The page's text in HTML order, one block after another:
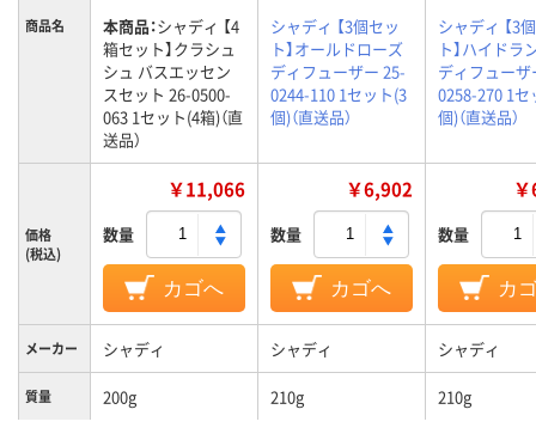
商品名 本商品：シャディ 【4
箱セット】クラシュ
シュ バスエッセン
スセット 26-0500-
063 1セット(4箱)（直
送品）
シャディ 【3個セッ
ト】オールドローズ
ディフューザー 25-
0244-110 1セット(3
個)（直送品）
シャディ 【3
ト】ハイドラ
ディフューザ
0258-270 1セ
個)（直送品）
価格
(税込)
￥11,066
数量
カゴへ
￥6,902
数量
カゴへ
数量
カ
メーカー シャディ シャディ シャディ
質量 200g 210g 210g